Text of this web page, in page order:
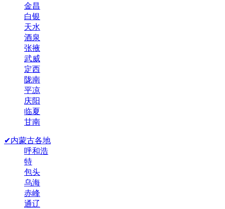
金昌
白银
天水
酒泉
张掖
武威
定西
陇南
平凉
庆阳
临夏
甘南
✔内蒙古各地
呼和浩
特
包头
乌海
赤峰
通辽